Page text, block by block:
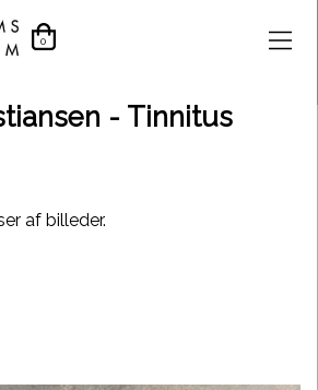
0
- Tinnitus
af billeder.